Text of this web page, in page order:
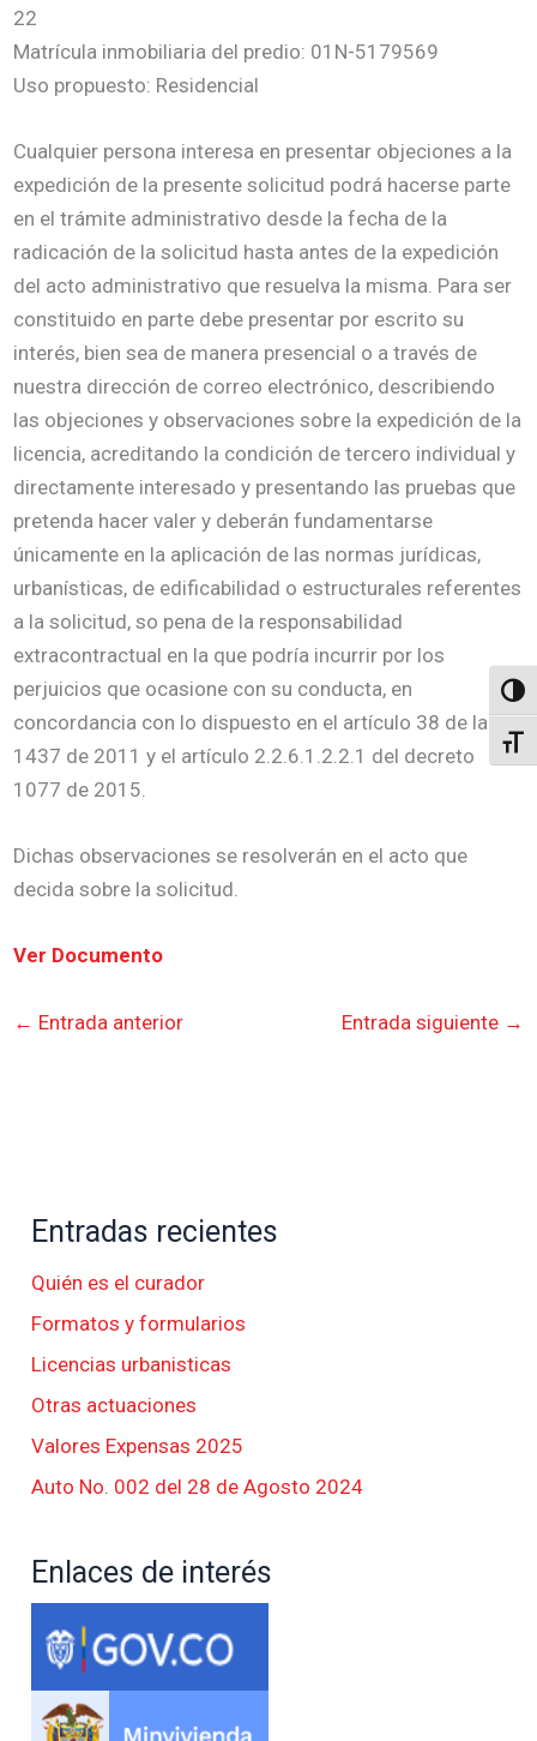
22
Matrícula inmobiliaria del predio: 01N-5179569
Uso propuesto: Residencial
Cualquier persona interesa en presentar objeciones a la
expedición de la presente solicitud podrá hacerse parte
en el trámite administrativo desde la fecha de la
radicación de la solicitud hasta antes de la expedición
del acto administrativo que resuelva la misma. Para ser
constituido en parte debe presentar por escrito su
interés, bien sea de manera presencial o a través de
nuestra dirección de correo electrónico, describiendo
las objeciones y observaciones sobre la expedición de la
licencia, acreditando la condición de tercero individual y
directamente interesado y presentando las pruebas que
pretenda hacer valer y deberán fundamentarse
únicamente en la aplicación de las normas jurídicas,
urbanísticas, de edificabilidad o estructurales referentes
a la solicitud, so pena de la responsabilidad
extracontractual en la que podría incurrir por los
perjuicios que ocasione con su conducta, en
concordancia con lo dispuesto en el artículo 38 de la ley
1437 de 2011 y el artículo 2.2.6.1.2.2.1 del decreto
1077 de 2015.
Dichas observaciones se resolverán en el acto que
decida sobre la solicitud.
Ver Documento
← Entrada anterior Entrada siguiente →
Entradas recientes
Quién es el curador
Formatos y formularios
Licencias urbanisticas
Otras actuaciones
Valores Expensas 2025
Auto No. 002 del 28 de Agosto 2024
Enlaces de interés